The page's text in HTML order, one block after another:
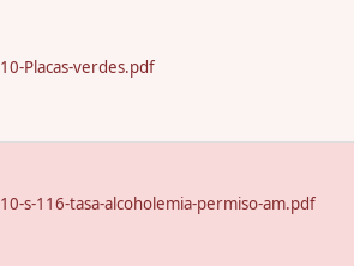
10-Placas-verdes.pdf
10-s-116-tasa-alcoholemia-permiso-am.pdf